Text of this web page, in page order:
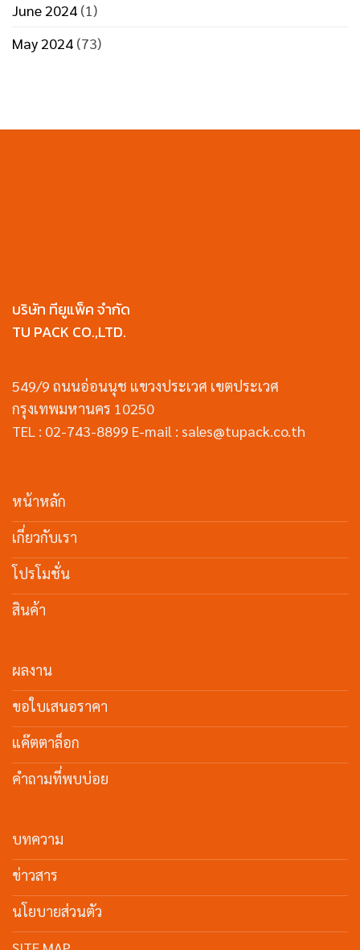
June 2024 (1)
May 2024 (73)
บริษัท ทียูแพ็ค จำกัด
TU PACK CO.,LTD.
549/9 ถนนอ่อนนุช แขวงประเวศ เขตประเวศ
กรุงเทพมหานคร 10250
TEL : 02-743-8899 E-mail : sales@tupack.co.th
หน้าหลัก
เกี่ยวกับเรา
โปรโมชั่น
สินค้า
ผลงาน
ขอใบเสนอราคา
แค๊ตตาล็อก
คำถามที่พบบ่อย
บทความ
ข่าวสาร
นโยบายส่วนตัว